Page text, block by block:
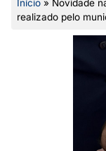
Início » Novidade
realizado pelo